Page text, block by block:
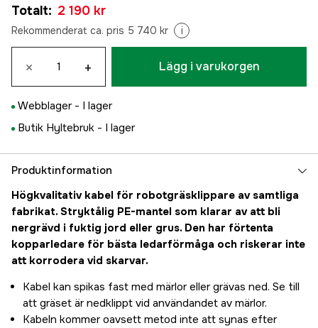
Totalt: 2 190 kr
Rekommenderat ca. pris 5 740 kr i
× + Lägg i varukorgen
Webblager - I lager
Butik Hyltebruk - I lager
Produktinformation
Högkvalitativ kabel för robotgräsklippare av samtliga
fabrikat. Stryktålig PE-mantel som klarar av att bli
nergrävd i fuktig jord eller grus. Den har förtenta
kopparledare för bästa ledarförmåga och riskerar inte
att korrodera vid skarvar.
Kabel kan spikas fast med märlor eller grävas ned. Se till
att gräset är nedklippt vid användandet av märlor.
Kabeln kommer oavsett metod inte att synas efter